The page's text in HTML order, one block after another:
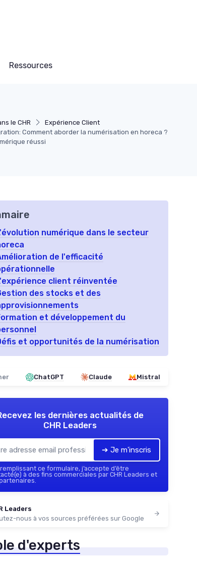
Ressources
le CHR
Expérience Client
Comment aborder la numérisation en horeca ?
réussi
numérique dans le secteur
de l'efficacité
client réinventée
des stocks et des
et développement du
et opportunités de la numérisation
ChatGPT Claude Mistral
les dernières actualités de
CHR Leaders
➔ Je m'inscris
ce formulaire, j’accepte d’être
à des fins commerciales par CHR Leaders et
Leaders
nous à vos sources préférées sur Google
d'experts